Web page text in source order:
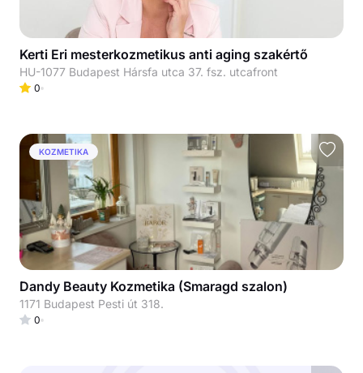
Kerti Eri mesterkozmetikus anti aging szakértő
HU-1077 Budapest Hársfa utca 37. fsz. utcafront
0
KOZMETIKA
Dandy Beauty Kozmetika (Smaragd szalon)
1171 Budapest Pesti út 318.
0